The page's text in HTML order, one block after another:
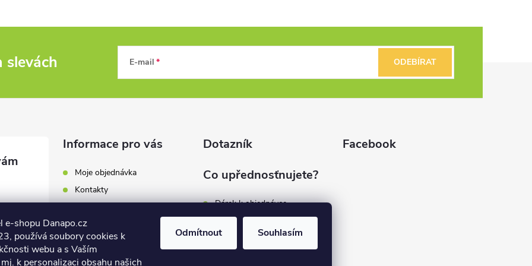
e-shopu Danapo.cz
používá soubory cookies k
webu a s Vaším
k personalizaci obsahu našich
Odmítnout Souhlasím
slevách E-mail ODEBÍRAT
Informace pro vás
Moje objednávka
Kontakty
Hodnocení obchodu
Obchodní podmínky
Reklamace a výměna zboží
Dotazník
Co upřednosťnujete?
Dárek k objednávce
Zákaznický servis
Dopravu zdarma
Facebook